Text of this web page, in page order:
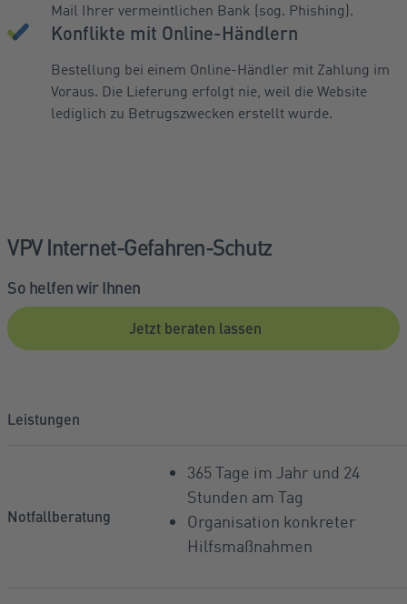
Mail Ihrer vermeintlichen Bank (sog. Phishing).
Konflikte mit Online-Händlern
Bestellung bei einem Online-Händler mit Zahlung im
Voraus. Die Lieferung erfolgt nie, weil die Website
lediglich zu Betrugszwecken erstellt wurde.
VPV Internet-Gefahren-Schutz
So helfen wir Ihnen
Jetzt beraten lassen
Leistungen
Notfallberatung
365 Tage im Jahr und 24
Stunden am Tag
Organisation konkreter
Hilfsmaßnahmen